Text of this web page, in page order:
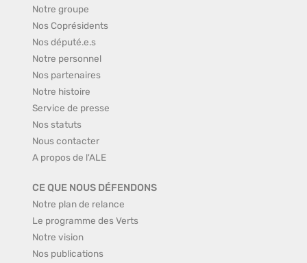
Notre groupe
Nos Coprésidents
Nos député.e.s
Notre personnel
Nos partenaires
Notre histoire
Service de presse
Nos statuts
Nous contacter
A propos de l'ALE
CE QUE NOUS DÉFENDONS
Notre plan de relance
Le programme des Verts
Notre vision
Nos publications